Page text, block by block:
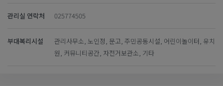
관리실 연락처 025774505
부대복리시설
관리사무소, 노인정, 문고, 주민공동시설, 어린이놀이터, 유치
원, 커뮤니티공간, 자전거보관소, 기타